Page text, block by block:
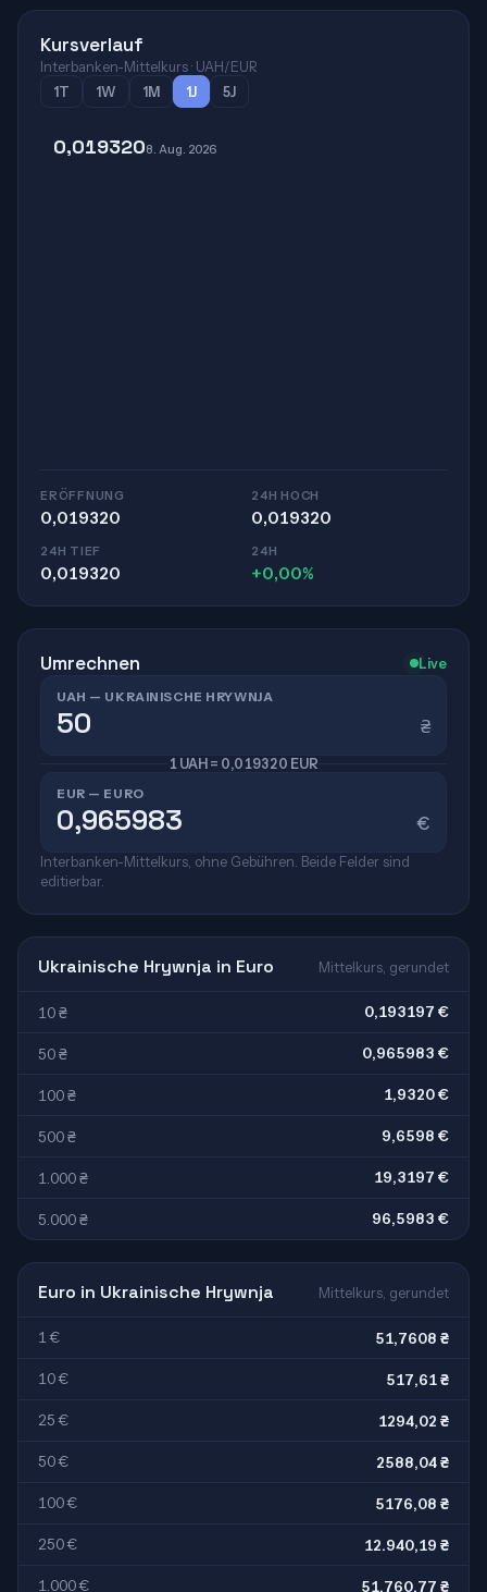
Kursverlauf
Interbanken-Mittelkurs · UAH/EUR
1T
1W 1M 1J 5J
0,0193208. Aug. 2026
ERÖFFNUNG
0,019320
24H HOCH
0,019320
24H TIEF
0,019320
24H
+0,00%
Umrechnen Live
UAH — UKRAINISCHE HRYWNJA
₴
1 UAH = 0,019320 EUR
EUR — EURO
€
Interbanken-Mittelkurs, ohne Gebühren. Beide Felder sind
editierbar.
Ukrainische Hrywnja in Euro Mittelkurs, gerundet
10 ₴ 0,193197 €
50 ₴ 0,965983 €
100 ₴ 1,9320 €
500 ₴ 9,6598 €
1.000 ₴ 19,3197 €
5.000 ₴ 96,5983 €
Euro in Ukrainische Hrywnja Mittelkurs, gerundet
1 € 51,7608 ₴
10 € 517,61 ₴
25 € 1294,02 ₴
50 € 2588,04 ₴
100 € 5176,08 ₴
250 € 12.940,19 ₴
1.000 € 51.760,77 ₴